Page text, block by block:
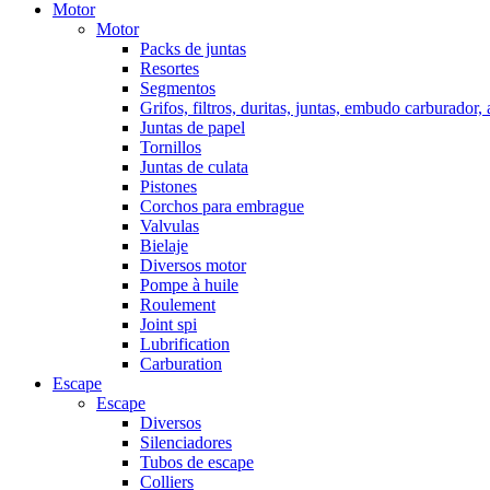
Motor
Motor
Packs de juntas
Resortes
Segmentos
Grifos, filtros, duritas, juntas, embudo carburador,
Juntas de papel
Tornillos
Juntas de culata
Pistones
Corchos para embrague
Valvulas
Bielaje
Diversos motor
Pompe à huile
Roulement
Joint spi
Lubrification
Carburation
Escape
Escape
Diversos
Silenciadores
Tubos de escape
Colliers